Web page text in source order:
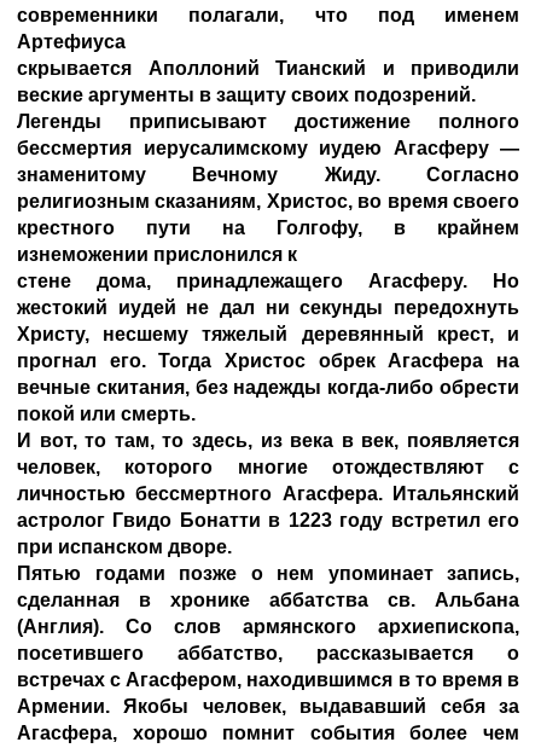
современники полагали, что под именем
Артефиуса
скрывается Аполлоний Тианский и приводили
веские аргументы в защиту своих подозрений.
Легенды приписывают достижение полного
бессмертия иерусалимскому иудею Агасферу —
знаменитому Вечному Жиду. Согласно
религиозным сказаниям, Христос, во время своего
крестного пути на Голгофу, в крайнем
изнеможении прислонился к
стене дома, принадлежащего Агасферу. Но
жестокий иудей не дал ни секунды передохнуть
Христу, несшему тяжелый деревянный крест, и
прогнал его. Тогда Христос обрек Агасфера на
вечные скитания, без надежды когда-либо обрести
покой или смерть.
И вот, то там, то здесь, из века в век, появляется
человек, которого многие отождествляют с
личностью бессмертного Агасфера. Итальянский
астролог Гвидо Бонатти в 1223 году встретил его
при испанском дворе.
Пятью годами позже о нем упоминает запись,
сделанная в хронике аббатства св. Альбана
(Англия). Со слов армянского архиепископа,
посетившего аббатство, рассказывается о
встречах с Агасфером, находившимся в то время в
Армении. Якобы человек, выдававший себя за
Агасфера, хорошо помнит события более чем